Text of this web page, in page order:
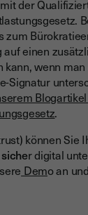
der
zum
auf einen
kann, wenn
Signatur
.
können Sie
r digital
Demo an